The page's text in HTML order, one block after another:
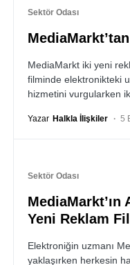
Sektör Odası
MediaMarkt iki yeni
filminde elektronikteki
hizmetini vurgularken
Yazar Halkla İlişkiler 5
Sektör Odası
MediaMarkt’ın
Yeni Reklam
Elektroniğin uzmanı
yaklaşırken herkesin